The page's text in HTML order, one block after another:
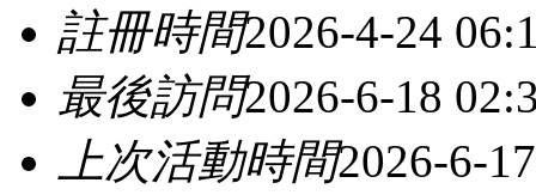
註冊時間2026-4-24
最後訪問2026-6-18
上次活動時間2026-6-